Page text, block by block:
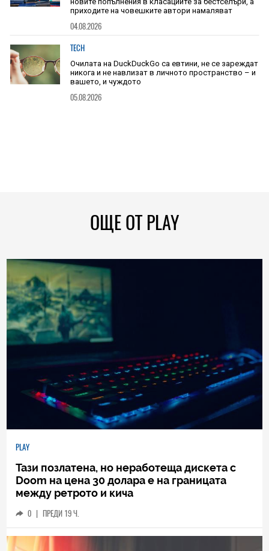
приходите на човешките автори намаляват
04.08.2026
TECH
Очилата на DuckDuckGo са евтини, не се зареждат
никога и не навлизат в личното пространство – и
вашето, и чуждото
05.08.2026
ОЩЕ ОТ PLAY
PLAY
Тази позлатена, но неработеща дискета с
Doom на цена 30 долара е на границата
между ретрото и кича
0 ПРЕДИ 19 Ч.